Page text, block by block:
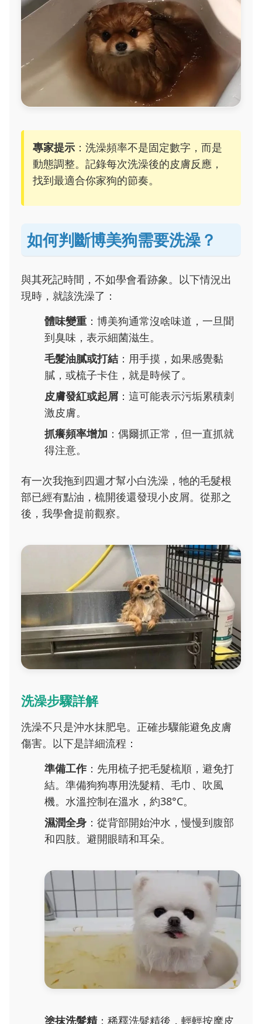
專家提示 ：洗澡頻率不是固定數字，而是
動態調整。記錄每次洗澡後的皮膚反應，
找到最適合你家狗的節奏。
如何判斷博美狗需要洗澡？
與其死記時間，不如學會看跡象。以下情況出
現時，就該洗澡了：
體味變重 ：博美狗通常沒啥味道，一旦聞
到臭味，表示細菌滋生。
毛髮油膩或打結 ：用手摸，如果感覺黏
膩，或梳子卡住，就是時候了。
皮膚發紅或起屑 ：這可能表示污垢累積刺
激皮膚。
抓癢頻率增加 ：偶爾抓正常，但一直抓就
得注意。
有一次我拖到四週才幫小白洗澡，牠的毛髮根
部已經有點油，梳開後還發現小皮屑。從那之
後，我學會提前觀察。
洗澡步驟詳解
洗澡不只是沖水抹肥皂。正確步驟能避免皮膚
傷害。以下是詳細流程：
準備工作：先用梳子把毛髮梳順，避免打
結。準備狗狗專用洗髮精、毛巾、吹風
機。水溫控制在溫水，約38°C。
濕潤全身 ：從背部開始沖水，慢慢到腹部
和四肢。避開眼睛和耳朵。
塗抹洗髮精：稀釋洗髮精後，輕輕按摩皮